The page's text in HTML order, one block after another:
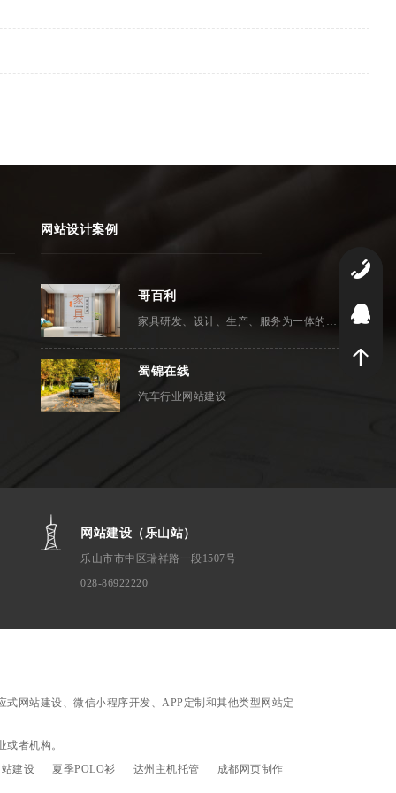
网站设计案例
哥百利
家具研发、设计、生产、服务为一体的专业实木家具订做企业
蜀锦在线
汽车行业网站建设
网站建设（乐山站）
乐山市市中区瑞祥路一段1507号
028-86922220
网站建设、微信小程序开发、APP定制和其他类型网站定
者机构。
建设
夏季POLO衫 达州主机托管 成都网页制作